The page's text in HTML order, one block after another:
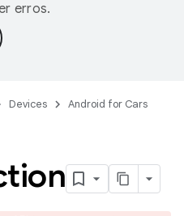
erros.
Devices Android for Cars